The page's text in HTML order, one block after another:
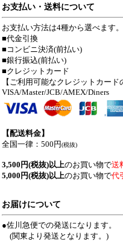
お支払い・送料について
お支払い方法は4種から選べます。
■代金引換
■コンビニ決済(前払い)
■銀行振込(前払い)
■クレジットカード
【ご利用可能なクレジットカード
VISA/Master/JCB/AMEX/Diners
【配送料金】
全国一律：500円(税抜)
3,500円(税抜)以上のお買い物で送
5,000円(税抜)以上のお買い物で代
お届けについて
●佐川急便での発送になります。
(関東より発送となります。)